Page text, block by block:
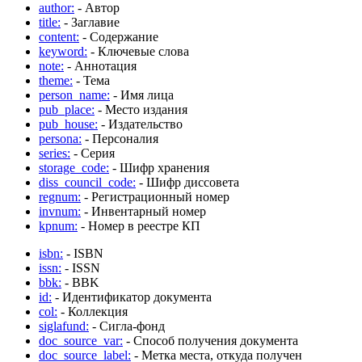
author: - Автор
title: - Заглавие
content: - Содержание
keyword: - Ключевые слова
note: - Аннотация
theme: - Тема
person_name: - Имя лица
pub_place: - Место издания
pub_house: - Издательство
persona: - Персоналия
series: - Серия
storage_code: - Шифр хранения
diss_council_code: - Шифр диссовета
regnum: - Регистрационный номер
invnum: - Инвентарный номер
kpnum: - Номер в реестре КП
isbn: - ISBN
issn: - ISSN
bbk: - BBK
id: - Идентификатор документа
col: - Коллекция
siglafund: - Сигла-фонд
doc_source_var: - Способ получения документа
doc_source_label: - Метка места, откуда получен